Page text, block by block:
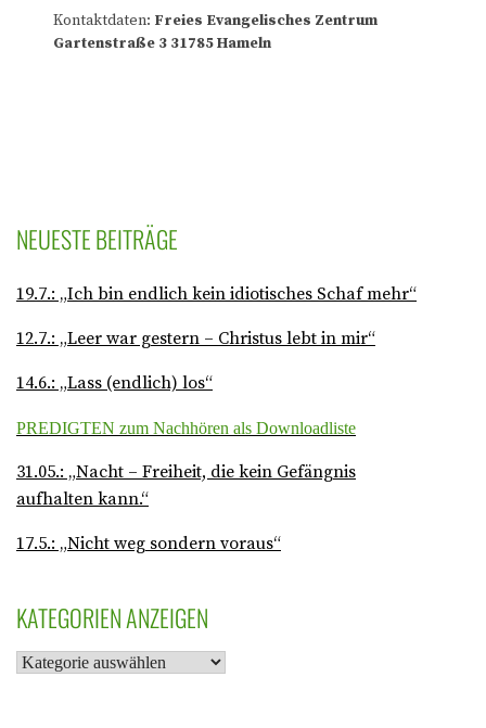
Kontaktdaten: Freies Evangelisches Zentrum
Gartenstraße 3 31785 Hameln
NEUESTE BEITRÄGE
19.7.: „Ich bin endlich kein idiotisches Schaf mehr“
12.7.: „Leer war gestern – Christus lebt in mir“
14.6.: „Lass (endlich) los“
PREDIGTEN zum Nachhören als Downloadliste
31.05.: „Nacht – Freiheit, die kein Gefängnis
aufhalten kann.“
17.5.: „Nicht weg sondern voraus“
KATEGORIEN ANZEIGEN